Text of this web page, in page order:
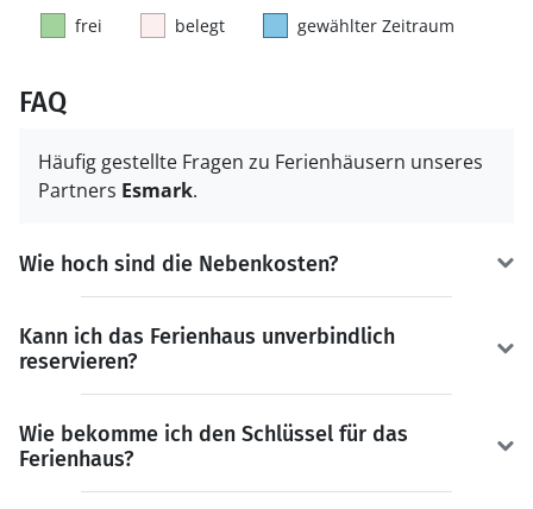
frei belegt gewählter Zeitraum
FAQ
Häufig gestellte Fragen zu Ferienhäusern unseres
Partners Esmark.
Wie hoch sind die Nebenkosten?
Kann ich das Ferienhaus unverbindlich
reservieren?
Wie bekomme ich den Schlüssel für das
Ferienhaus?